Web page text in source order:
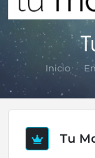
Inicio
Tu